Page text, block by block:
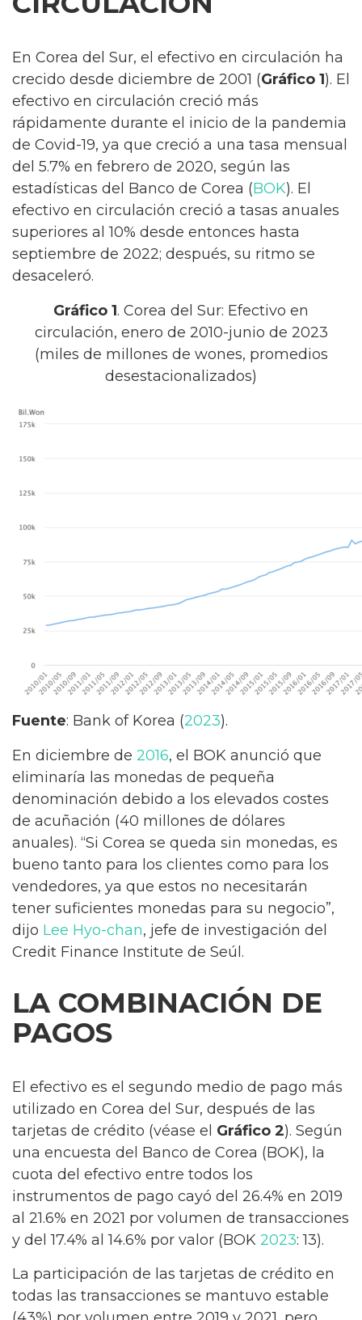
En Corea del Sur, el efectivo en circulación ha
crecido desde diciembre de 2001 (Gráfico 1). El
efectivo en circulación creció más
rápidamente durante el inicio de la pandemia
de Covid-19, ya que creció a una tasa mensual
del 5.7% en febrero de 2020, según las
estadísticas del Banco de Corea (BOK). El
efectivo en circulación creció a tasas anuales
superiores al 10% desde entonces hasta
septiembre de 2022; después, su ritmo se
desaceleró.
Gráfico 1. Corea del Sur: Efectivo en
circulación, enero de 2010-junio de 2023
(miles de millones de wones, promedios
desestacionalizados)
Fuente: Bank of Korea (2023).
En diciembre de 2016, el BOK anunció que
eliminaría las monedas de pequeña
denominación debido a los elevados costes
de acuñación (40 millones de dólares
anuales). “Si Corea se queda sin monedas, es
bueno tanto para los clientes como para los
vendedores, ya que estos no necesitarán
tener suficientes monedas para su negocio”,
dijo Lee Hyo-chan, jefe de investigación del
Credit Finance Institute de Seúl.
LA COMBINACIÓN DE
PAGOS
El efectivo es el segundo medio de pago más
utilizado en Corea del Sur, después de las
tarjetas de crédito (véase el Gráfico 2). Según
una encuesta del Banco de Corea (BOK), la
cuota del efectivo entre todos los
instrumentos de pago cayó del 26.4% en 2019
al 21.6% en 2021 por volumen de transacciones
y del 17.4% al 14.6% por valor (BOK 2023: 13).
La participación de las tarjetas de crédito en
todas las transacciones se mantuvo estable